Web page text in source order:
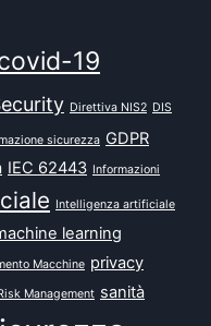
19
Direttiva NIS2 DIS
sicurezza GDPR
IEC 62443 Informazioni
Intelligenza artificiale
learning
Macchine privacy
Management sanità